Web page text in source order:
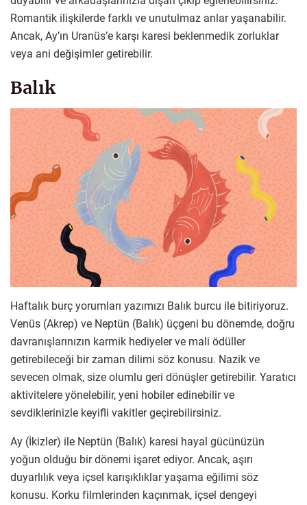
Romantik ilişkilerde farklı ve unutulmaz anlar yaşanabilir.
Ancak, Ay’ın Uranüs’e karşı karesi beklenmedik zorluklar
veya ani değişimler getirebilir.
Balık
Haftalık burç yorumları yazımızı Balık burcu ile bitiriyoruz.
Venüs (Akrep) ve Neptün (Balık) üçgeni bu dönemde, doğru
davranışlarınızın karmik hediyeler ve mali ödüller
getirebileceği bir zaman dilimi söz konusu. Nazik ve
sevecen olmak, size olumlu geri dönüşler getirebilir. Yaratıcı
aktivitelere yönelebilir, yeni hobiler edinebilir ve
sevdiklerinizle keyifli vakitler geçirebilirsiniz.
Ay (İkizler) ile Neptün (Balık) karesi hayal gücünüzün
yoğun olduğu bir dönemi işaret ediyor. Ancak, aşırı
duyarlılık veya içsel karışıklıklar yaşama eğilimi söz
konusu. Korku filmlerinden kaçınmak, içsel dengeyi